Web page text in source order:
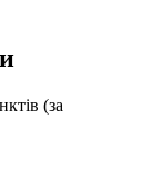
(за